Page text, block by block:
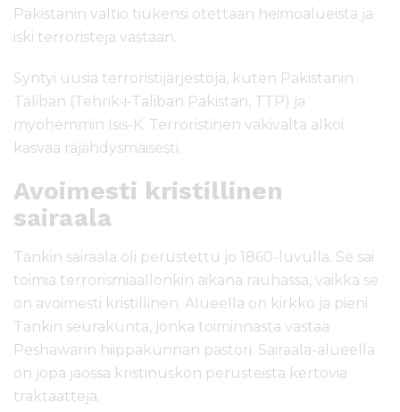
Pakistanin valtio tiukensi otettaan heimoalueista ja
iski terroristeja vastaan.
Syntyi uusia terroristijärjestöjä, kuten Pakistanin
Taliban (Tehrik‑i‑Taliban Pakistan, TTP) ja
myöhemmin Isis-K. Terroristinen väkivalta alkoi
kasvaa räjähdysmäisesti.
Avoimesti kristillinen
sairaala
Tankin sairaala oli perustettu jo 1860-luvulla. Se sai
toimia terrorismiaallonkin aikana rauhassa, vaikka se
on avoimesti kristillinen. Alueella on kirkko ja pieni
Tankin seurakunta, jonka toiminnasta vastaa
Peshawarin hiippakunnan pastori. Sairaala-alueella
on jopa jaossa kristinuskon perusteista kertovia
traktaatteja.